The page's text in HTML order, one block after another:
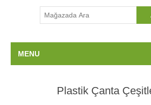
MENU
Plastik Çanta